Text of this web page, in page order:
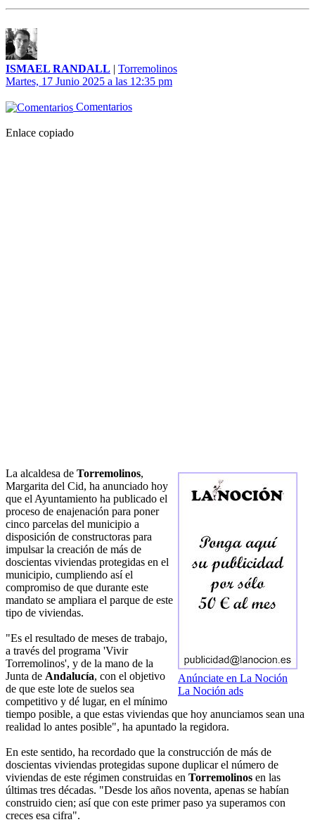
ISMAEL RANDALL | Torremolinos
Martes, 17 Junio 2025 a las 12:35 pm
Comentarios
Enlace copiado
Anúnciate en La Noción
La Noción ads
La alcaldesa de Torremolinos,
Margarita del Cid, ha anunciado hoy
que el Ayuntamiento ha publicado el
proceso de enajenación para poner
cinco parcelas del municipio a
disposición de constructoras para
impulsar la creación de más de
doscientas viviendas protegidas en el
municipio, cumpliendo así el
compromiso de que durante este
mandato se ampliara el parque de este
tipo de viviendas.
"Es el resultado de meses de trabajo,
a través del programa 'Vivir
Torremolinos', y de la mano de la
Junta de Andalucía, con el objetivo
de que este lote de suelos sea
competitivo y dé lugar, en el mínimo
tiempo posible, a que estas viviendas que hoy anunciamos sean una
realidad lo antes posible", ha apuntado la regidora.
En este sentido, ha recordado que la construcción de más de
doscientas viviendas protegidas supone duplicar el número de
viviendas de este régimen construidas en Torremolinos en las
últimas tres décadas. "Desde los años noventa, apenas se habían
construido cien; así que con este primer paso ya superamos con
creces esa cifra".